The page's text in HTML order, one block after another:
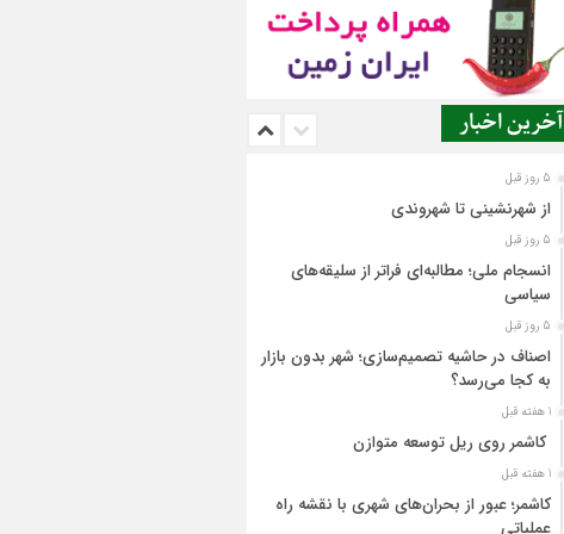
آخرین اخبار
5 روز قبل
از شهرنشینی تا شهروندی
5 روز قبل
انسجام ملی؛ مطالبه‌ای فراتر از سلیقه‌های
سیاسی
5 روز قبل
اصناف در حاشیه تصمیم‌سازی؛ شهر بدون بازار
به کجا می‌رسد؟
1 هفته قبل
کاشمر روی ریل توسعه متوازن
1 هفته قبل
کاشمر؛ عبور از بحران‌های شهری با نقشه راه
عملیاتی